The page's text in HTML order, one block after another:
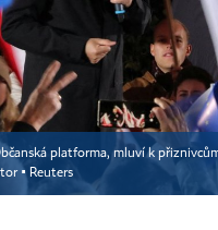
platforma, mluví k
▪ Reuters